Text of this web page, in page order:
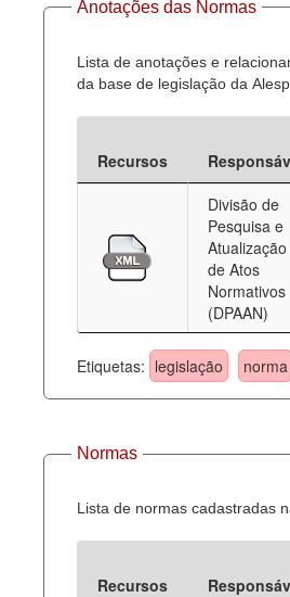
Dados Governamentais Abertos
Planejamento
Deputados Estaduais
Legislação
Perguntas frequentes
Contato
Anotações das Normas
Lista de anotações e
da base de legislação da Alesp.
Recursos
Divisão de
Pesquisa e
Atualização
de Atos
Normativos
(DPAAN)
Etiquetas: legislação norma
Normas
Lista de normas cadastradas
Recursos